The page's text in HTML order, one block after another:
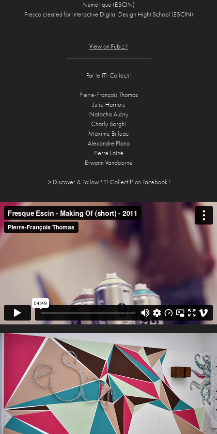
Numérique (ESCIN)
Fresco created for Interactive Digital Design Hight School (ESCIN)
View on Fubiz !
Par le IT! Collectif
Pierre-François Thomas
Julie Harnois
Natacha Aubry
Charly Borghi
Maxime Billeau
Alexandre Plana
Pierre Lainé
Erwann Vandoorne
-> Discover & Follow "IT! Collectif" on Facebook !